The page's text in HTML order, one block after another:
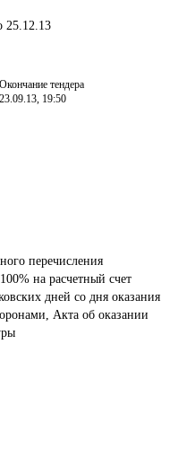
25.12.13
Окончание тендера
23.09.13, 19:50
перечисления
на расчетный счет
дней со дня оказания
Акта об оказании